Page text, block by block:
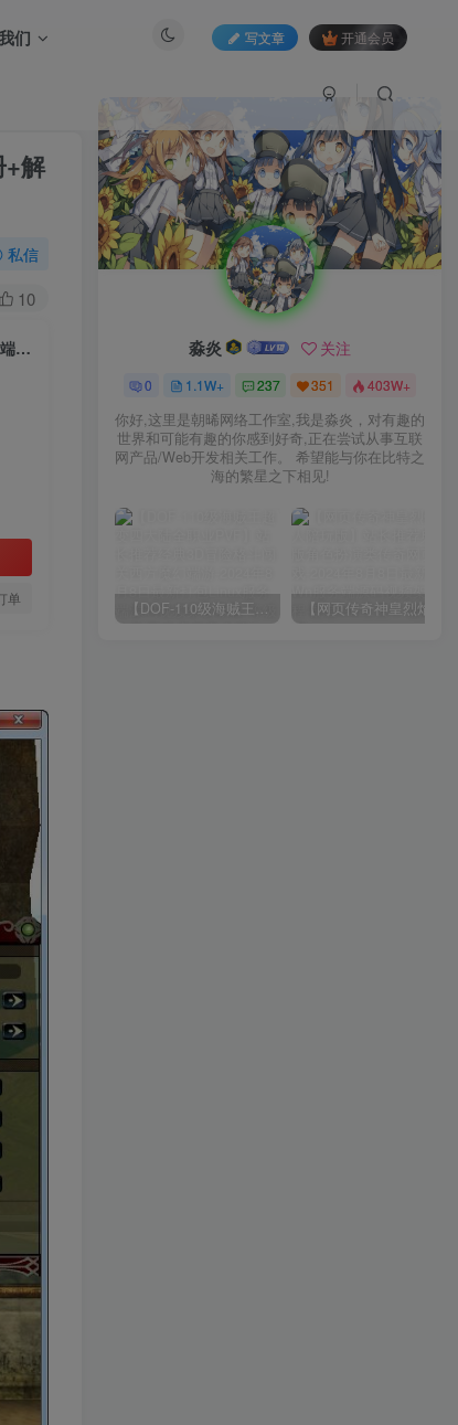
们 写文章 开通会员
解
私信
10
3D奇幻MMORPG端游【绝对女神】2025最新整理Win一键即玩服务端+PC客户端+网页注册+解包打包工具+教程【站长亲测】
单
淼炎 关注
0 1.1W+ 237 351 403W+
你好,这里是朝晞网络工作室,我是淼炎，对有趣的
世界和可能有趣的你感到好奇,正在尝试从事互联
网产品/Web开发相关工作。 希望能与你在比特之
海的繁星之下相见!
【DOF-110级海贼王超变四大陆全职业PVF】站长推荐经典3D冒险格斗闯关西方魔幻端游-2024年8月8日最新打包Linux服务端源码视频架设教程-等级补丁-配套完整客户端！